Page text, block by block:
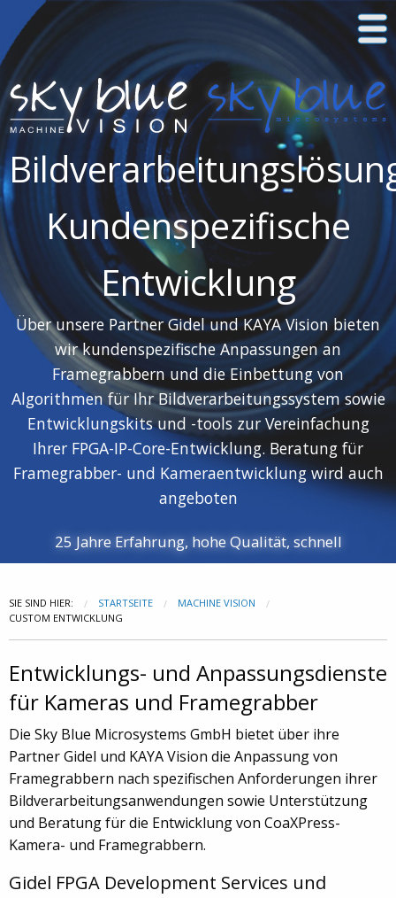
Kundenspezifische
Entwicklung
Über unsere Partner Gidel und KAYA Vision bieten
wir kundenspezifische Anpassungen an
Framegrabbern und die Einbettung von
Algorithmen für Ihr Bildverarbeitungssystem sowie
Entwicklungskits und -tools zur Vereinfachung
Ihrer FPGA-IP-Core-Entwicklung. Beratung für
Framegrabber- und Kameraentwicklung wird auch
angeboten
25 Jahre Erfahrung, hohe Qualität, schnell
SIE SIND HIER: STARTSEITE
MACHINE VISION
CUSTOM ENTWICKLUNG
Entwicklungs- und Anpassungsdienste
für Kameras und Framegrabber
Die Sky Blue Microsystems GmbH bietet über ihre
Partner Gidel und KAYA Vision die Anpassung von
Framegrabbern nach spezifischen Anforderungen ihrer
Bildverarbeitungsanwendungen sowie Unterstützung
und Beratung für die Entwicklung von CoaXPress-
Kamera- und Framegrabbern.
Gidel FPGA Development Services und